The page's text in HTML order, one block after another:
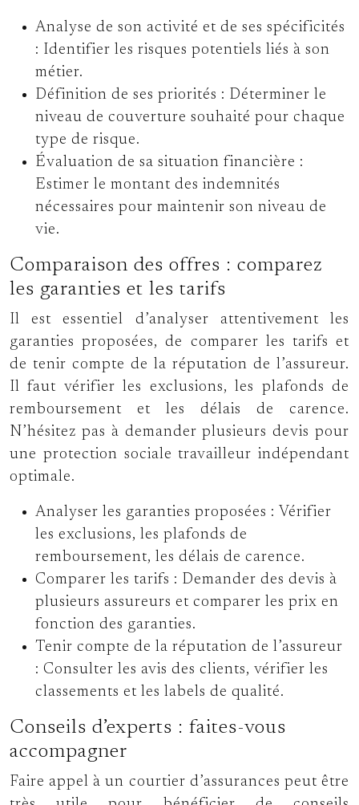
Analyse de son activité et de ses spécificités
: Identifier les risques potentiels liés à son
métier.
Définition de ses priorités : Déterminer le
niveau de couverture souhaité pour chaque
type de risque.
Évaluation de sa situation financière :
Estimer le montant des indemnités
nécessaires pour maintenir son niveau de
vie.
Comparaison des offres : comparez
les garanties et les tarifs
Il est essentiel d’analyser attentivement les
garanties proposées, de comparer les tarifs et
de tenir compte de la réputation de l’assureur.
Il faut vérifier les exclusions, les plafonds de
remboursement et les délais de carence.
N’hésitez pas à demander plusieurs devis pour
une protection sociale travailleur indépendant
optimale.
Analyser les garanties proposées : Vérifier
les exclusions, les plafonds de
remboursement, les délais de carence.
Comparer les tarifs : Demander des devis à
plusieurs assureurs et comparer les prix en
fonction des garanties.
Tenir compte de la réputation de l’assureur
: Consulter les avis des clients, vérifier les
classements et les labels de qualité.
Conseils d’experts : faites-vous
accompagner
Faire appel à un courtier d’assurances peut être